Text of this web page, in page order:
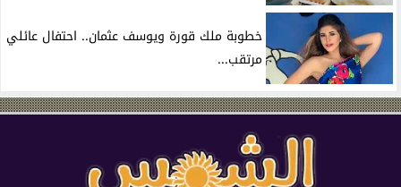
خطوبة ملك قورة ويوسف عثمان.. احتفال عائلي
مرتقب...